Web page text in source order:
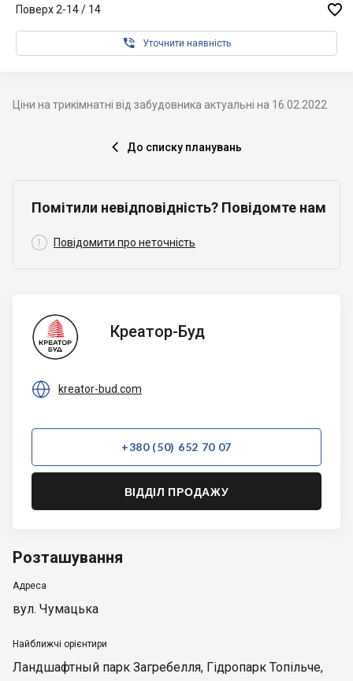
Поверх 2-14 / 14 
 Уточнити наявність
Ціни на трикімнатні від забудовника актуальні на 16.02.2022
 До списку планувань
Помітили невідповідність? Повідомте нам
 Повідомити про неточність
Креатор-
Буд
Креатор-Буд
 kreator-bud.com
+380 (50) 652 70 07
ВІДДІЛ ПРОДАЖУ
Розташування
Адреса
вул. Чумацька
Найближчі орієнтири
Ландшафтный парк Загребелля, Гідропарк Топільче,